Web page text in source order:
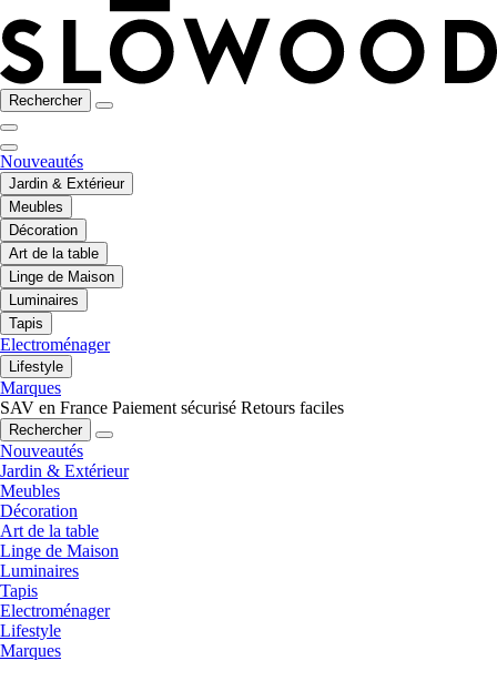
Rechercher
Nouveautés
Jardin & Extérieur
Meubles
Décoration
Art de la table
Linge de Maison
Luminaires
Tapis
Electroménager
Lifestyle
Marques
SAV en France Paiement sécurisé Retours faciles
Rechercher
Nouveautés
Jardin & Extérieur
Meubles
Décoration
Art de la table
Linge de Maison
Luminaires
Tapis
Electroménager
Lifestyle
Marques